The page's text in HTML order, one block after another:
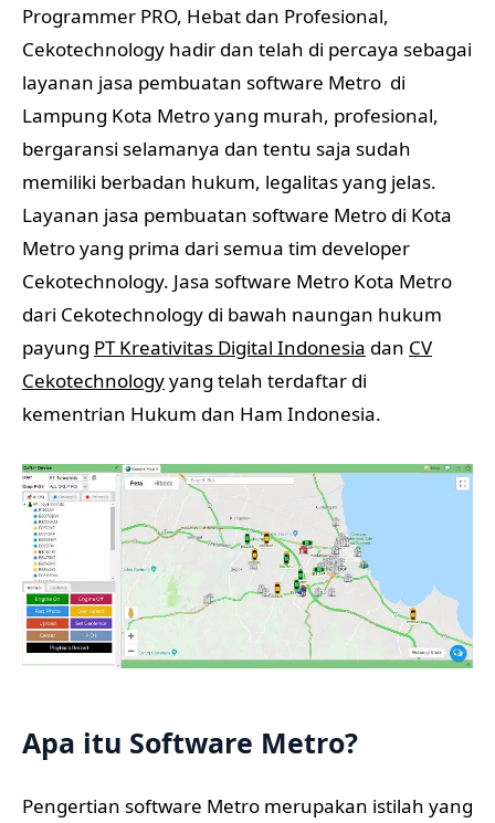
Programmer PRO, Hebat dan Profesional,
Cekotechnology hadir dan telah di percaya sebagai
layanan jasa pembuatan software Metro di
Lampung Kota Metro yang murah, profesional,
bergaransi selamanya dan tentu saja sudah
memiliki berbadan hukum, legalitas yang jelas.
Layanan jasa pembuatan software Metro di Kota
Metro yang prima dari semua tim developer
Cekotechnology. Jasa software Metro Kota Metro
dari Cekotechnology di bawah naungan hukum
payung PT Kreativitas Digital Indonesia dan CV
Cekotechnologyyang telah terdaftar di
kementrian Hukum dan Ham Indonesia.
Apa itu Software Metro?
Pengertian software Metro merupakan istilah yang